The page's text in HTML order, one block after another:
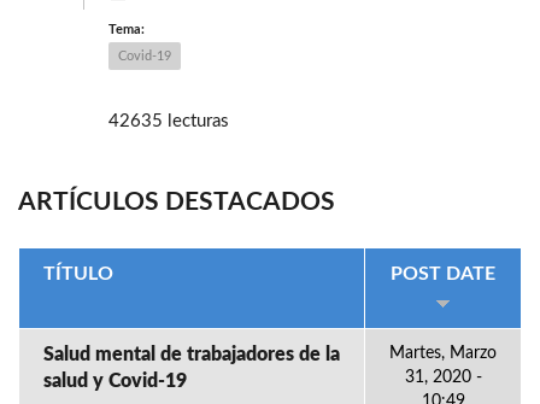
Tema:
Covid-19
42635 lecturas
ARTÍCULOS DESTACADOS
TÍTULO POST DATE
Salud mental de trabajadores de la
salud y Covid-19
Martes, Marzo
31, 2020 -